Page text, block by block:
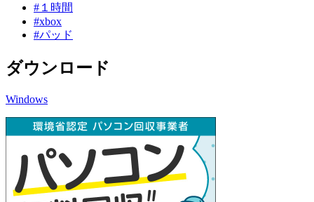
#１時間
#xbox
#パッド
ダウンロード
Windows